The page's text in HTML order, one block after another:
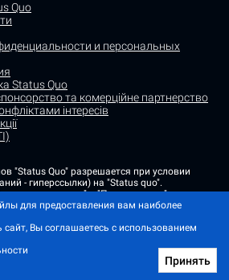
Quo
и персональных
Status Quo
та комерційне партнерство
інтересів
"Status Quo" разрешается при условии
- гиперссылки) на "Status quo".
партнеров" и "Пресс-релизы"
или в рамках некоммерческого
метку "Status Quo" или не содержащие
фото, являются иллюстративными либо
для предоставления вам наиболее
Вы соглашаетесь с использованием
Принять